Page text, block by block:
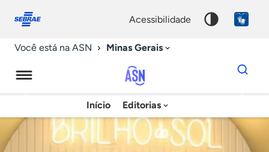
conosco
acessibilidade
Você está na ASN Minas Gerais
Agência
Sebrae
de
Início Editorias
Dados
para
chave